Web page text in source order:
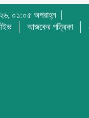
০১:০৫ অপরাহ্ন
আজকের পত্রিকা